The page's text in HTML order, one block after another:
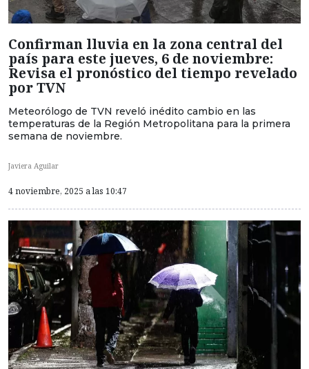
Confirman lluvia en la zona central del
país para este jueves, 6 de noviembre:
Revisa el pronóstico del tiempo revelado
por TVN
Meteorólogo de TVN reveló inédito cambio en las
temperaturas de la Región Metropolitana para la primera
semana de noviembre.
Javiera Aguilar
4 noviembre, 2025 a las 10:47